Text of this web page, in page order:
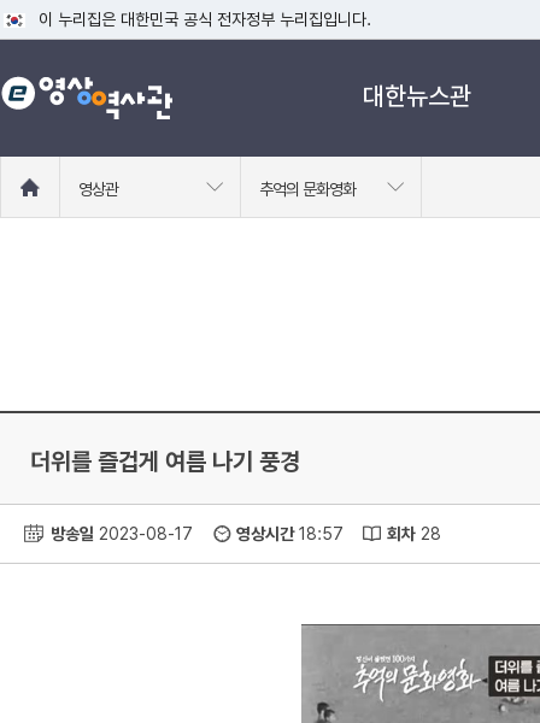
이 누리집은 대한민국 공식 전자정부 누리집입니다.
공식 누리집 주소 확인하기
go.kr 주소를 사용하는 누리집은 대한민국 정부기관이 관리하는 누리집입니
대한뉴스관
로
영상관 추억의 문화영화
더위를 즐겁게 여름 나기 풍경
방송일 2023-08-17 영상시간18:57 회차 28